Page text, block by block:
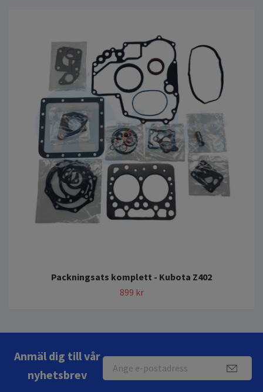
Packningsats komplett - Kubota Z402
899 kr
Anmäl dig till vår
nyhetsbrev